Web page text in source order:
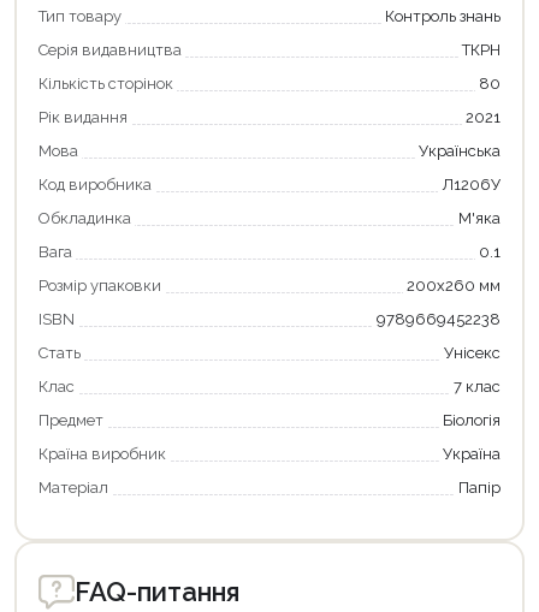
Тип товару
Контроль знань
Серія видавництва
ТКРН
Кількість сторінок
80
Рік видання
2021
Мова
Українська
Код виробника
Л1206У
Обкладинка
М'яка
Вага
0.1
Розмір упаковки
200х260 мм
ISBN
9789669452238
Стать
Унісекс
Клас
7 клас
Предмет
Біологія
Країна виробник
Україна
Матеріал
Папір
FAQ-питання